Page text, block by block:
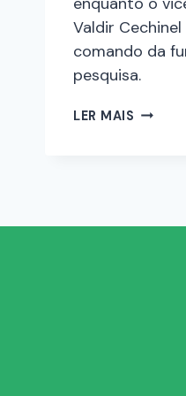
Valdir
comando da
pesquisa.
LER MAIS